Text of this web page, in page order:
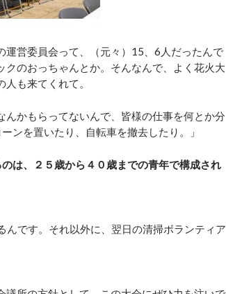
営委員会って、（元々）15、6人だったんで
のおっちゃんとか。そんなんで、よく花火大
も来てくれて。
かもらってないんで、皆様の仕事を何とか分
ンを置いたり、自転車を撤去したり。」
は、２５歳から４０歳までの青年で構成され
です。それ以外に、翌日の清掃ボランティア